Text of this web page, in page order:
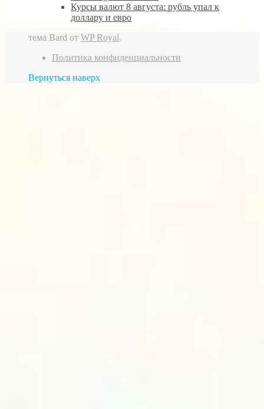
Курсы валют 8 августа: рубль упал к
доллару и евро
тема Bard от WP Royal.
Политика конфиденциальности
Вернуться наверх